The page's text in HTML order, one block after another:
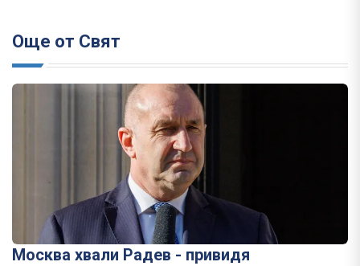
Още от Свят
Москва хвали Радев - привидя